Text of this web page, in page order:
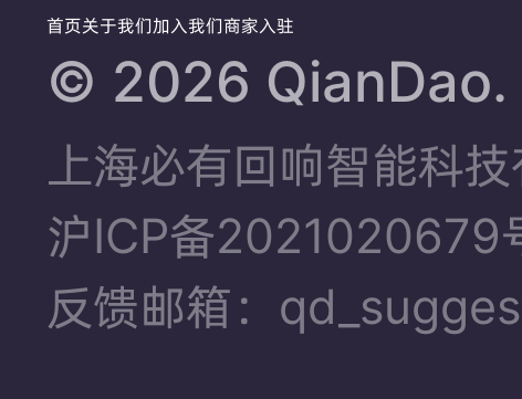
首页关于我们加入我们商家入驻
©️ 2026
上海必有回响智能科
沪ICP备2021020679
反馈邮箱：